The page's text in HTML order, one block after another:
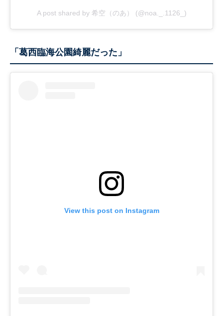
A post shared by 希空（のあ） (@noa._.1126_)
「葛西臨海公園綺麗だった」
View this post on Instagram